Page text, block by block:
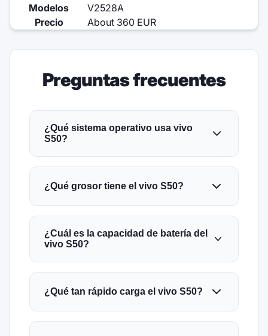
Modelos
V2528A
Precio
About 360 EUR
Preguntas frecuentes
¿Qué sistema operativo usa vivo
S50?
¿Qué grosor tiene el vivo S50?
¿Cuál es la capacidad de batería del
vivo S50?
¿Qué tan rápido carga el vivo S50?